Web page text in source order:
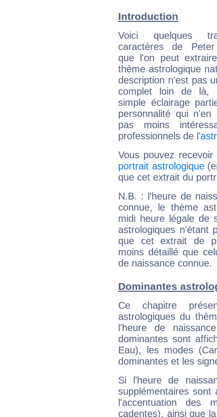
Introduction
Voici quelques
caractères de
que l'on peut
thème astrologique
description n'est pas
complet loin de là,
simple éclairage
personnalité qui n'en
pas moins
professionnels de l'
Vous pouvez
portrait astrologique
que cet extrait du
N.B. : l'heure de
connue, le thème
midi heure légale de
astrologiques n'étant
que cet extrait de
moins détaillé que
de naissance connue.
Dominantes
Ce chapitre
astrologiques du
l'heure de
dominantes sont
Eau), les modes
dominantes et les
Si l'heure de
supplémentaires sont
l'accentuation des
cadentes), ainsi que